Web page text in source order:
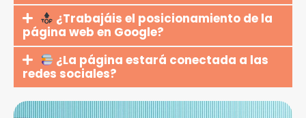
¿Trabajáis el posicionamiento de la
página web en Google?
¿La página estará conectada a las
redes sociales?